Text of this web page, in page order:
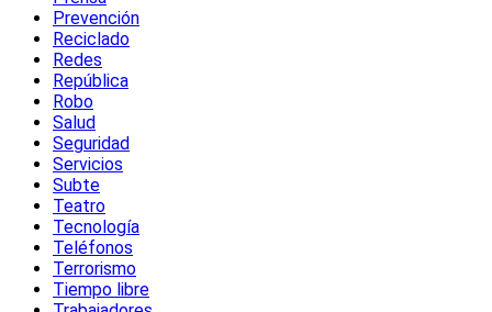
Prevención
Reciclado
Redes
República
Robo
Salud
Seguridad
Servicios
Subte
Teatro
Tecnología
Teléfonos
Terrorismo
Tiempo libre